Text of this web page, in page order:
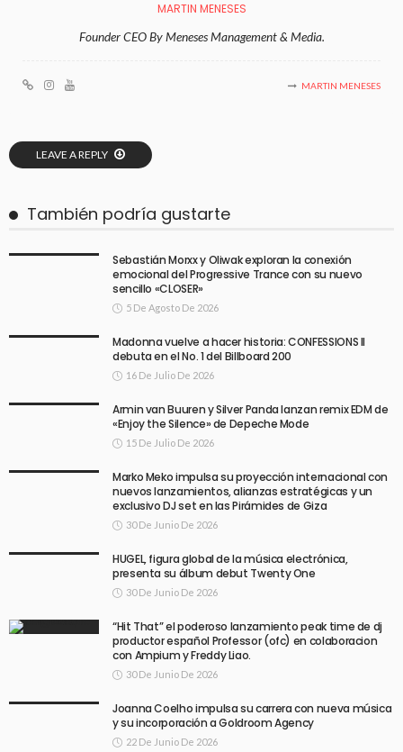
MARTIN MENESES
Founder CEO By Meneses Management & Media.
MARTIN MENESES
LEAVE A REPLY
También podría gustarte
Sebastián Morxx y Oliwak exploran la conexión
emocional del Progressive Trance con su nuevo
sencillo «CLOSER»
5 De Agosto De 2026
Madonna vuelve a hacer historia: CONFESSIONS II
debuta en el No. 1 del Billboard 200
16 De Julio De 2026
Armin van Buuren y Silver Panda lanzan remix EDM de
«Enjoy the Silence» de Depeche Mode
15 De Julio De 2026
Marko Meko impulsa su proyección internacional con
nuevos lanzamientos, alianzas estratégicas y un
exclusivo DJ set en las Pirámides de Giza
30 De Junio De 2026
HUGEL, figura global de la música electrónica,
presenta su álbum debut Twenty One
30 De Junio De 2026
“Hit That” el poderoso lanzamiento peak time de dj
productor español Professor (ofc) en colaboracion
con Ampium y Freddy Liao.
30 De Junio De 2026
Joanna Coelho impulsa su carrera con nueva música
y su incorporación a Goldroom Agency
22 De Junio De 2026